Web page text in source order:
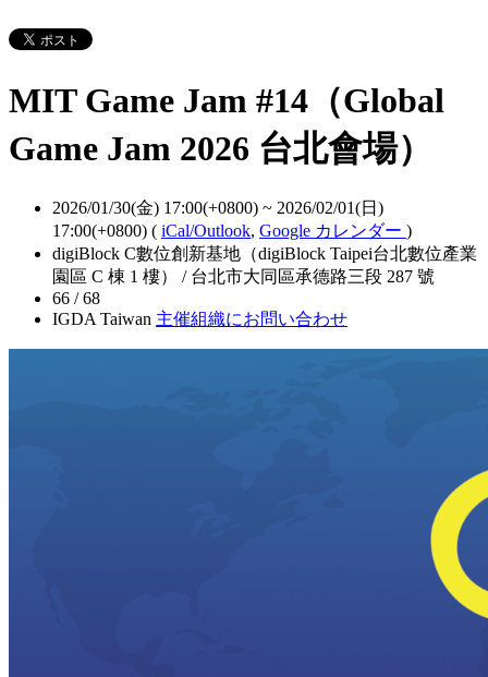
MIT Game Jam #14（Global
Game Jam 2026 台北會場）
2026/01/30(金) 17:00(+0800) ~ 2026/02/01(日)
17:00(+0800) ( iCal/Outlook, Google カレンダー )
digiBlock C數位創新基地（digiBlock Taipei台北數位產業
園區 C 棟 1 樓） / 台北市大同區承德路三段 287 號
66 / 68
IGDA Taiwan 主催組織にお問い合わせ